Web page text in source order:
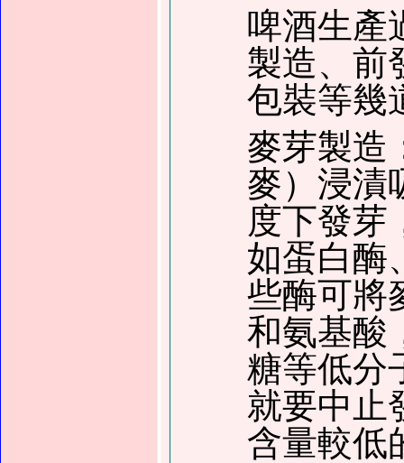
啤酒生產
製造、前
包裝等幾
麥芽製造
麥）浸漬
度下發芽
如蛋白酶
些酶可將
和氨基酸
糖等低分
就要中止
含量較低